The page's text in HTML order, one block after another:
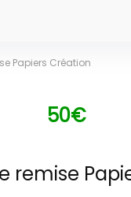
Papiers Création
50€
remise